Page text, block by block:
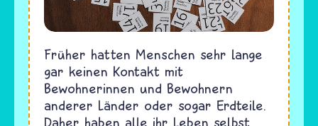
Früher hatten Menschen sehr lange
gar keinen Kontakt mit
Bewohnerinnen und Bewohnern
anderer Länder oder sogar Erdteile.
Daher haben alle ihr Leben selbst